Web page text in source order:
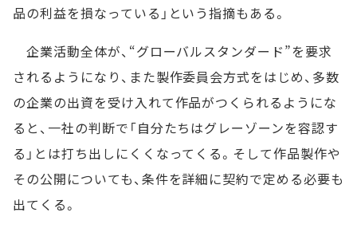
品の利益を損なっている」という指摘もある。
企業活動全体が、“グローバルスタンダード”を要求
されるようになり、また製作委員会方式をはじめ、多数
の企業の出資を受け入れて作品がつくられるようにな
ると、一社の判断で「自分たちはグレーゾーンを容認す
る」とは打ち出しにくくなってくる。そして作品製作や
その公開についても、条件を詳細に契約で定める必要も
出てくる。